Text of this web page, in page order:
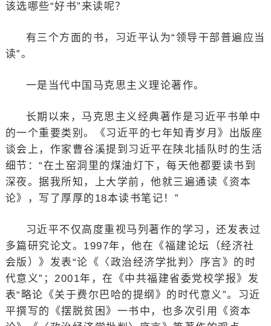
该选哪些“好书”来读呢？
有三个方面的书，习近平认为“领导干部普遍应当
读”。
一是当代中国马克思主义理论著作。
长期以来，马克思主义经典著作是习近平书单中
的一个重要类别。《习近平的七年知青岁月》出版座
谈会上，作家曹谷溪提到习近平在陕北插队时的生活
细节：“在土窑洞里的煤油灯下，每天他都要读书到
深夜。据我所知，上大学前，他就三遍通读《资本
论》，写了厚厚的18本读书笔记！”
习近平不仅高度重视马列著作的学习，还发表过
多篇研究论文。1997年，他在《福建论坛（经济社
会版）》发表“论《〈政治经济学批判〉序言》的时
代意义”；2001年，在《中共福建省委党校学报》发
表“略论《关于费尔巴哈的提纲》的时代意义”。习近
平撰写的《摆脱贫困》一书中，也多次引用《资本